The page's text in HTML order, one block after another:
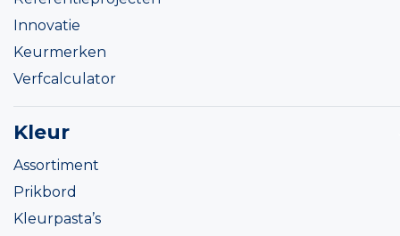
Innovatie
Keurmerken
Verfcalculator
Kleur
Assortiment
Prikbord
Kleurpasta’s